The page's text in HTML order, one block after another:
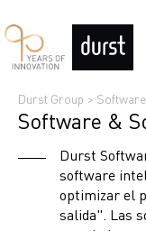
Durst Group >
Software &
Durst
software
optimizar el
salida". Las